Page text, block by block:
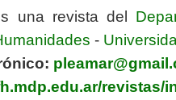
una revista del
-
revistas/